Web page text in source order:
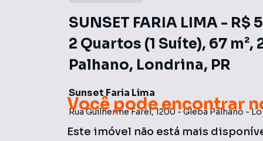
Você pode encontrar
Este imóvel não está mais
SUNSET FARIA LIMA -
2 Quartos (1 Suíte), 67
Palhano, Londrina, PR
Sunset Faria Lima
Rua Guilherme Farel,1200 -Gleba Palhano -